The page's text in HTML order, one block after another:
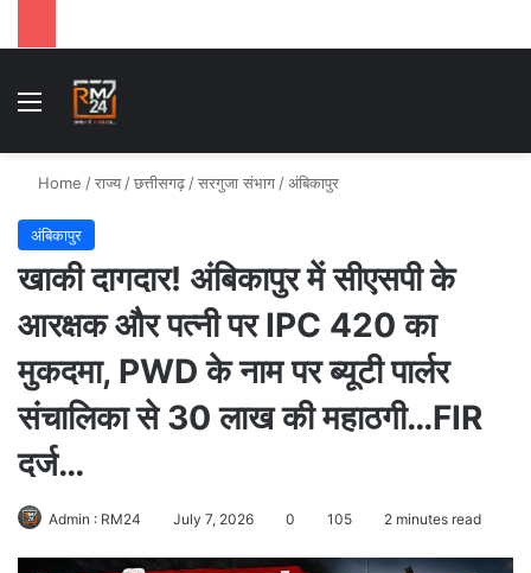
Menu
Home /राज्य /छत्तीसगढ़ /सरगुजा संभाग /अंबिकापुर
अंबिकापुर
खाकी दागदार! अंबिकापुर में सीएसपी के
आरक्षक और पत्नी पर IPC 420 का
मुकदमा, PWD के नाम पर ब्यूटी पार्लर
संचालिका से 30 लाख की महाठगी…FIR
दर्ज…
Admin : RM24 July 7, 2026 0 105 2 minutes read